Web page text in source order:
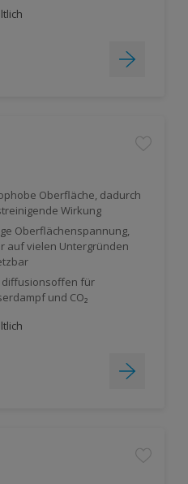
Oberfläche, dadurch
Wirkung
Oberflächenspannung,
auf vielen Untergründen
diffusionsoffen für
und CO₂